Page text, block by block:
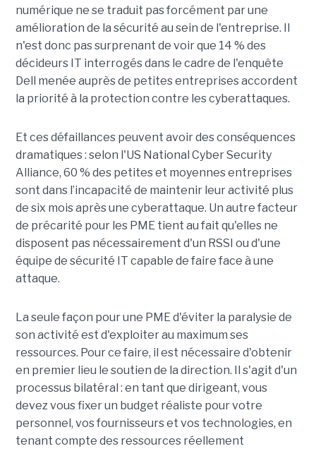
numérique ne se traduit pas forcément par une
amélioration de la sécurité au sein de l'entreprise. Il
n'est donc pas surprenant de voir que 14 % des
décideurs IT interrogés dans le cadre de l'enquête
Dell menée auprès de petites entreprises accordent
la priorité à la protection contre les cyberattaques.
Et ces défaillances peuvent avoir des conséquences
dramatiques : selon l'US National Cyber Security
Alliance, 60 % des petites et moyennes entreprises
sont dans l’incapacité de maintenir leur activité plus
de six mois après une cyberattaque. Un autre facteur
de précarité pour les PME tient au fait qu'elles ne
disposent pas nécessairement d'un RSSI ou d'une
équipe de sécurité IT capable de faire face à une
attaque.
La seule façon pour une PME d'éviter la paralysie de
son activité est d'exploiter au maximum ses
ressources. Pour ce faire, il est nécessaire d'obtenir
en premier lieu le soutien de la direction. Il s'agit d'un
processus bilatéral : en tant que dirigeant, vous
devez vous fixer un budget réaliste pour votre
personnel, vos fournisseurs et vos technologies, en
tenant compte des ressources réellement